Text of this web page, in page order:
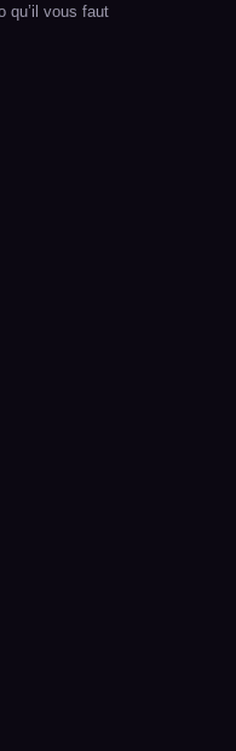
qu’il vous faut